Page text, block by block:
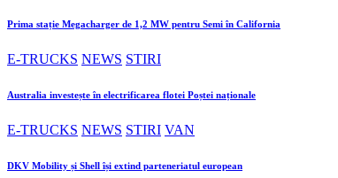
Prima stație Megacharger de 1,2 MW pentru Semi în California
E-TRUCKS NEWS STIRI
Australia investește în electrificarea flotei Poștei naționale
E-TRUCKS NEWS STIRI VAN
DKV Mobility și Shell își extind parteneriatul european